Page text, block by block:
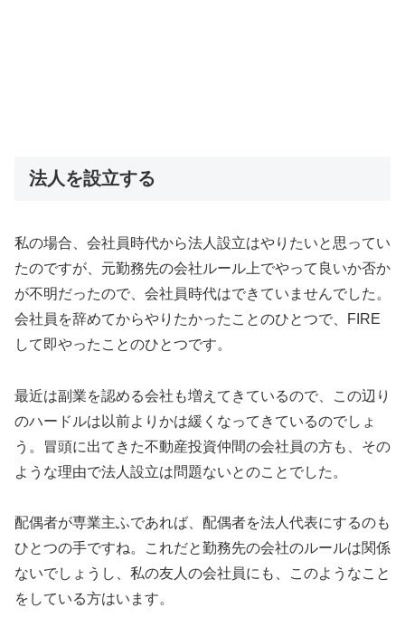
法人を設立する
私の場合、会社員時代から法人設立はやりたいと思ってい
たのですが、元勤務先の会社ルール上でやって良いか否か
が不明だったので、会社員時代はできていませんでした。
会社員を辞めてからやりたかったことのひとつで、FIRE
して即やったことのひとつです。
最近は副業を認める会社も増えてきているので、この辺り
のハードルは以前よりかは緩くなってきているのでしょ
う。冒頭に出てきた不動産投資仲間の会社員の方も、その
ような理由で法人設立は問題ないとのことでした。
配偶者が専業主ふであれば、配偶者を法人代表にするのも
ひとつの手ですね。これだと勤務先の会社のルールは関係
ないでしょうし、私の友人の会社員にも、このようなこと
をしている方はいます。